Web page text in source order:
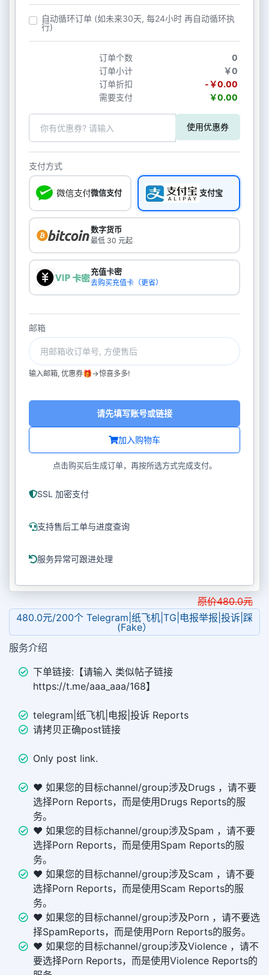
自动循环订单 (如未来30天, 每24小时 再自动循环执
行)
订单个数
0
订单小计
￥0
订单折扣
-￥0.00
需要支付
￥0.00
使用优惠券
支付方式
微信支付 支付宝
数字货币
最低 30 元起
充值卡密
去购买充值卡（更省）
邮箱
输入邮箱, 优惠券🎁->惊喜多多!
加入购物车
请先填写账号或链接
点击购买后生成订单，再按所选方式完成支付。
SSL 加密支付
支持售后工单与进度查询
服务异常可跟进处理
原价480.0元
480.0元/200个 Telegram|纸飞机|TG|电报举报|投诉|踩
(Fake）
服务介绍
下单链接:【请输入 类似帖子链接
https://t.me/aaa_aaa/168】
telegram|纸飞机|电报|投诉 Reports
请拷贝正确post链接
Only post link.
❤️ 如果您的目标channel/group涉及Drugs ，请不要
选择Porn Reports，而是使用Drugs Reports的服
务。
❤️ 如果您的目标channel/group涉及Spam ，请不要
选择Porn Reports，而是使用Spam Reports的服
务。
❤️ 如果您的目标channel/group涉及Scam ，请不要
选择Porn Reports，而是使用Scam Reports的服
务。
❤️ 如果您的目标channel/group涉及Porn ，请不要选
择SpamReports，而是使用Porn Reports的服务。
❤️ 如果您的目标channel/group涉及Violence ，请不
要选择Porn Reports，而是使用Violence Reports的